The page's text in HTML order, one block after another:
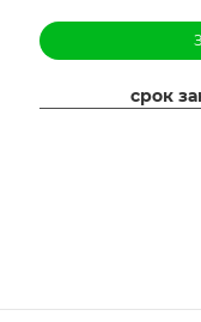
срок